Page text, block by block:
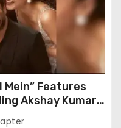
Mein” Features
Akshay Kumar,
and More